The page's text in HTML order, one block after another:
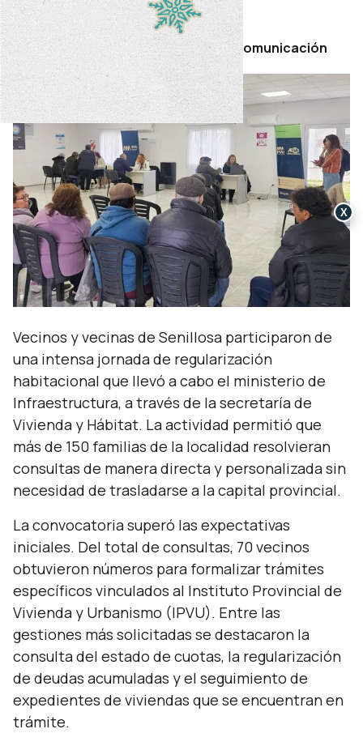
jueves 07 de mayo de 2026
Por Secretaría de Prensa y Comunicación
Vecinos y vecinas de Senillosa participaron de
una intensa jornada de regularización
habitacional que llevó a cabo el ministerio de
Infraestructura, a través de la secretaría de
Vivienda y Hábitat. La actividad permitió que
más de 150 familias de la localidad resolvieran
consultas de manera directa y personalizada sin
necesidad de trasladarse a la capital provincial.
La convocatoria superó las expectativas
iniciales. Del total de consultas, 70 vecinos
obtuvieron números para formalizar trámites
específicos vinculados al Instituto Provincial de
Vivienda y Urbanismo (IPVU). Entre las
gestiones más solicitadas se destacaron la
consulta del estado de cuotas, la regularización
de deudas acumuladas y el seguimiento de
expedientes de viviendas que se encuentran en
trámite.
X